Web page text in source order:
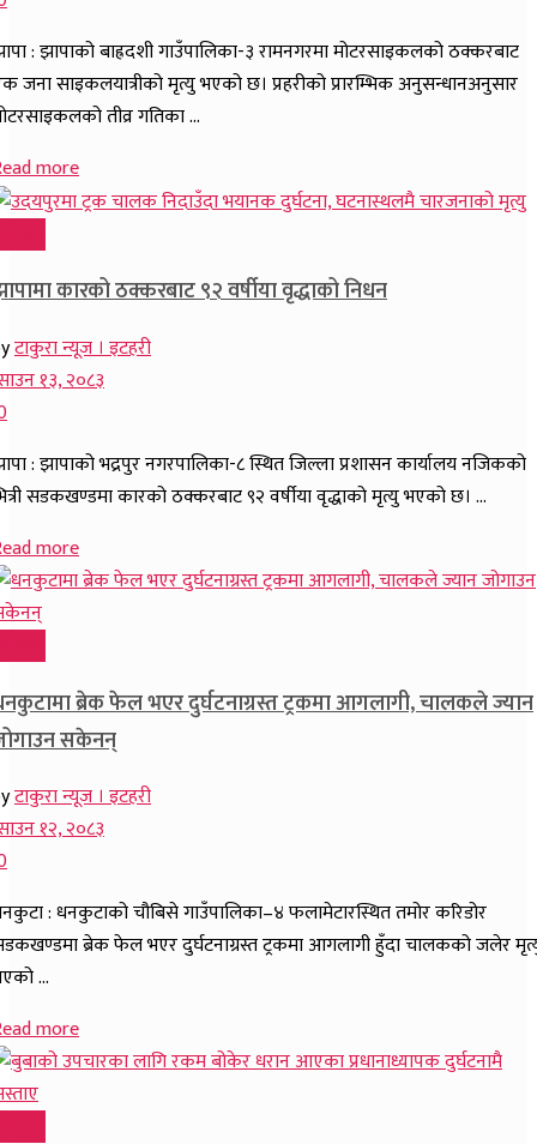
: झापाको बाह्रदशी गाउँपालिका-३ रामनगरमा मोटरसाइकलको ठक्करबाट
जना साइकलयात्रीको मृत्यु भएको छ। प्रहरीको प्रारम्भिक अनुसन्धानअनुसार
तीव्र गतिका ...
more
कारको ठक्करबाट ९२ वर्षीया वृद्धाको निधन
टाकुरा न्यूज । इटहरी
१३, २०८३
: झापाको भद्रपुर नगरपालिका-८ स्थित जिल्ला प्रशासन कार्यालय नजिकको
सडकखण्डमा कारको ठक्करबाट ९२ वर्षीया वृद्धाको मृत्यु भएको छ। ...
more
ब्रेक फेल भएर दुर्घटनाग्रस्त ट्रकमा आगलागी, चालकले ज्यान
सकेनन्
टाकुरा न्यूज । इटहरी
१२, २०८३
: धनकुटाको चौबिसे गाउँपालिका–४ फलामेटारस्थित तमोर करिडोर
ब्रेक फेल भएर दुर्घटनाग्रस्त ट्रकमा आगलागी हुँदा चालकको जलेर
...
more